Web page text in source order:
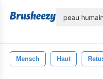
Mensch Haut